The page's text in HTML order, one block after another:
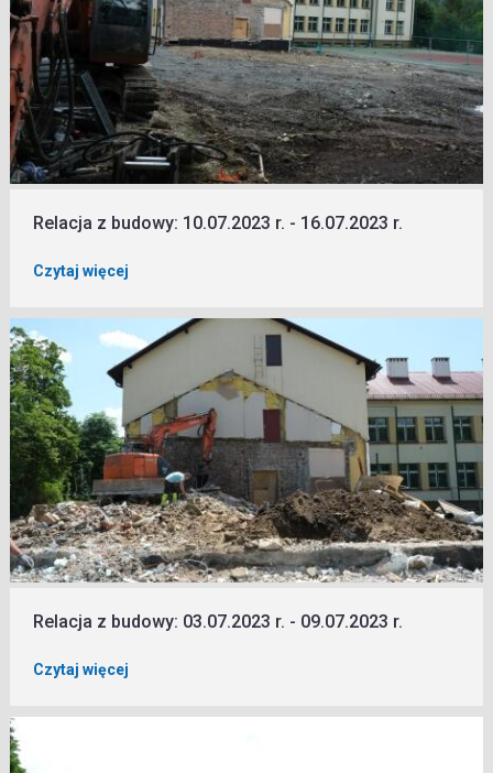
Relacja z budowy: 10.07.2023 r. - 16.07.2023 r.
Czytaj więcej
Relacja z budowy: 03.07.2023 r. - 09.07.2023 r.
Czytaj więcej